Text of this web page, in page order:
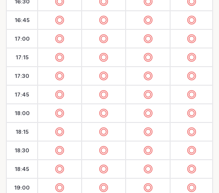
16:45
17:00
17:15
17:30
17:45
18:00
18:15
18:30
18:45
19:00